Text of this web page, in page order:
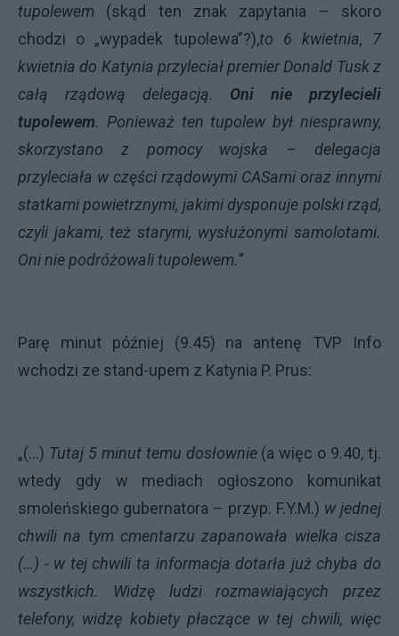
tupolewem
(skąd ten znak zapytania – skoro
chodzi o „wypadek tupolewa”?),to 6 kwietnia, 7
kwietnia do Katynia przyleciał premier Donald Tusk z
całą rządową delegacją.
Oni nie przylecieli
tupolewem. Ponieważ ten tupolew był niesprawny,
skorzystano z pomocy wojska – delegacja
przyleciała w części rządowymi CASami oraz innymi
statkami powietrznymi, jakimi dysponuje polski rząd,
czyli jakami, też starymi, wysłużonymi samolotami.
Oni nie podróżowali tupolewem.”
Parę minut później (9.45) na antenę TVP Info
wchodzi ze stand-upem z Katynia P. Prus:
„(...) Tutaj 5 minut temu dosłownie(a więc o 9.40, tj.
wtedy gdy w mediach ogłoszono komunikat
smoleńskiego gubernatora – przyp. F.Y.M.) w jednej
chwili na tym cmentarzu zapanowała wielka cisza
(…) - w tej chwili ta informacja dotarła już chyba do
wszystkich. Widzę ludzi rozmawiających przez
telefony, widzę kobiety płaczące w tej chwili, więc